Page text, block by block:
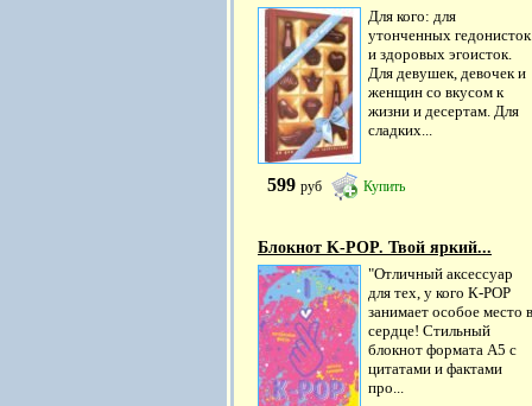
Для кого: для
утонченных гедонисток
и здоровых эгоисток.
Для девушек, девочек и
женщин со вкусом к
жизни и десертам. Для
сладких...
599 руб Купить
Блокнот K-POP. Твой яркий...
"Отличный аксессуар
для тех, у кого К-РОР
занимает особое место в
сердце! Стильный
блокнот формата А5 с
цитатами и фактами
про...